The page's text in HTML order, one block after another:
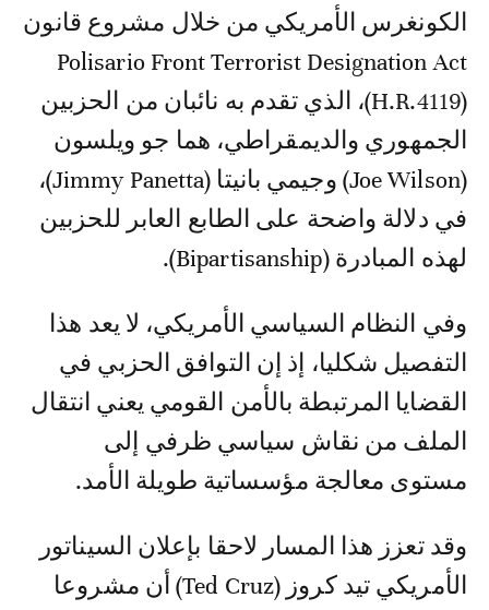
الكونغرس الأمريكي من خلال مشروع قانون
Polisario Front Terrorist Designation Act
(H.R.4119)، الذي تقدم به نائبان من الحزبين
الجمهوري والديمقراطي، هما جو ويلسون
(Joe Wilson) وجيمي بانيتا (Jimmy Panetta)،
في دلالة واضحة على الطابع العابر للحزبين
لهذه المبادرة (Bipartisanship).
وفي النظام السياسي الأمريكي، لا يعد هذا
التفصيل شكليا، إذ إن التوافق الحزبي في
القضايا المرتبطة بالأمن القومي يعني انتقال
الملف من نقاش سياسي ظرفي إلى
مستوى معالجة مؤسساتية طويلة الأمد.
وقد تعزز هذا المسار لاحقا بإعلان السيناتور
الأمريكي تيد كروز (Ted Cruz) أن مشروعا